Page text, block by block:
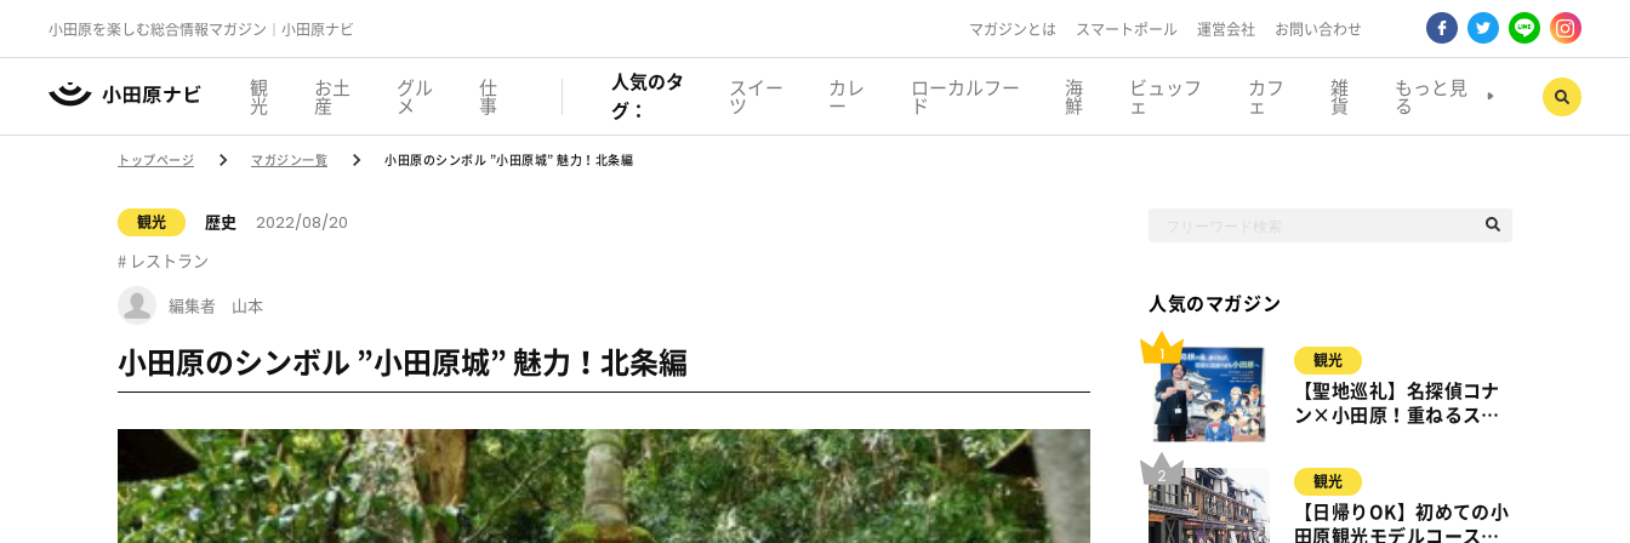
小田原を楽しむ総合情報マガジン｜小田原ナビ マガジンとは スマートポール 運営会社 お問い合わせ
観
光
お土
産
グル
メ
仕
事
人気のタ
グ：
スイー
ツ
カレ
ー
ローカルフー
ド
海
鮮
ビュッフ
ェ
カフ
ェ
雑
貨
もっと見
る
トップページ マガジン一覧 小田原のシンボル ”小田原城” 魅力！北条編
観光 歴史 2022/08/20
レストラン
編集者 山本
小田原のシンボル ”小田原城” 魅力！北条編
人気のマガジン
観光
【聖地巡礼】名探偵コナ
ン×小田原！重ねるスタ
で】小田原・箱根・湯河
原
観光
【日帰りOK】初めての小
田原観光モデルコース｜